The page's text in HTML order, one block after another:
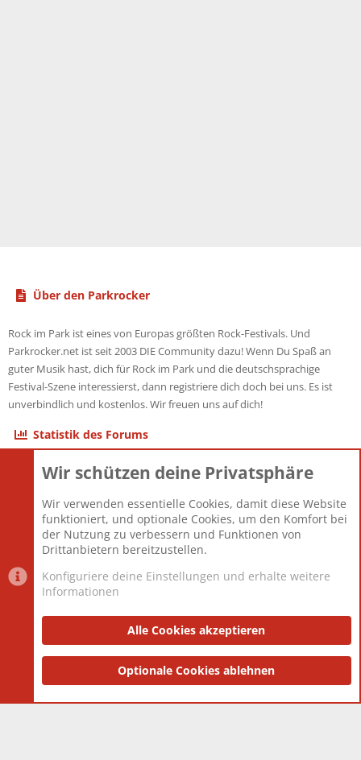
Über den Parkrocker
Rock im Park ist eines von Europas größten Rock-Festivals. Und
Parkrocker.net ist seit 2003 DIE Community dazu! Wenn Du Spaß an
guter Musik hast, dich für Rock im Park und die deutschsprachige
Festival-Szene interessierst, dann registriere dich doch bei uns. Es ist
unverbindlich und kostenlos. Wir freuen uns auf dich!
Statistik des Forums
Themen
Mitglieder
12.427
Neuestes Mitglied
Berlin
Datenschutzerklärung Impressum
Community platform by XenForo® © 2010-2025 XenForo Ltd.
and add-ons by ThemeHouse
Wir schützen deine Privatsphäre
Wir verwenden essentielle Cookies, damit diese Website
funktioniert, und optionale Cookies, um den Komfort bei
der Nutzung zu verbessern und Funktionen von
Drittanbietern bereitzustellen.
Konfiguriere deine Einstellungen und erhalte weitere
Informationen
Alle Cookies akzeptieren
Optionale Cookies ablehnen